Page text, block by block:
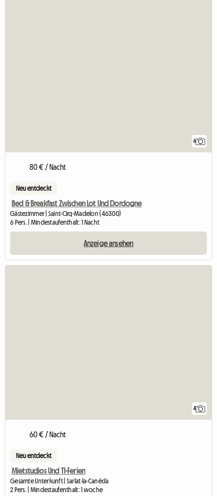
6
80 € / Nacht
Neu entdeckt
Bed & Breakfast Zwischen Lot Und Dordogne
Gästezimmer | Saint-Cirq-Madelon (46300)
6 Pers. | Mindestaufenthalt: 1 Nacht
Anzeige ansehen
4
60 € / Nacht
Neu entdeckt
Mietstudios Und T1-Ferien
Gesamte Unterkunft | Sarlat-la-Canéda
2 Pers. | Mindestaufenthalt: 1 woche